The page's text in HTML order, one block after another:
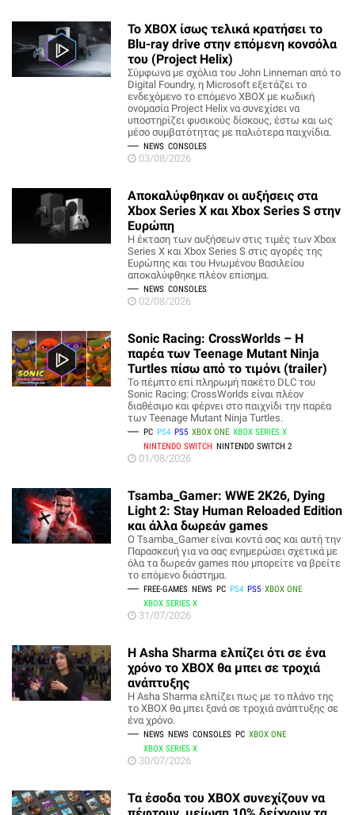
Το XBOX ίσως τελικά κρατήσει το
Blu-ray drive στην επόμενη κονσόλα
του (Project Helix)
Σύμφωνα με σχόλια του John Linneman από το
Digital Foundry, η Microsoft εξετάζει το
ενδεχόμενο το επόμενο ΧΒΟΧ με κωδική
ονομασία Project Helix να συνεχίσει να
υποστηρίζει φυσικούς δίσκους, έστω και ως
μέσο συμβατότητας με παλιότερα παιχνίδια.
NEWS CONSOLES
03/08/2026
Αποκαλύφθηκαν οι αυξήσεις στα
Xbox Series X και Xbox Series S στην
Ευρώπη
Η έκταση των αυξήσεων στις τιμές των Xbox
Series X και Xbox Series S στις αγορές της
Ευρώπης και του Ηνωμένου Βασιλείου
αποκαλύφθηκε πλέον επίσημα.
NEWS CONSOLES
02/08/2026
Sonic Racing: CrossWorlds – Η
παρέα των Teenage Mutant Ninja
Turtles πίσω από το τιμόνι (trailer)
Το πέμπτο επί πληρωμή πακέτο DLC του
Sonic Racing: CrossWorlds είναι πλέον
διαθέσιμο και φέρνει στο παιχνίδι την παρέα
των Teenage Mutant Ninja Turtles.
PC PS4 PS5 XBOX ONE XBOX SERIES X
NINTENDO SWITCH NINTENDO SWITCH 2
01/08/2026
Tsamba_Gamer: WWE 2K26, Dying
Light 2: Stay Human Reloaded Edition
και άλλα δωρεάν games
O Tsamba_Gamer είναι κοντά σας και αυτή την
Παρασκευή για να σας ενημερώσει σχετικά με
όλα τα δωρεάν games που μπορείτε να βρείτε
το επόμενο διάστημα.
FREE-GAMES NEWS PC PS4 PS5 XBOX ONE
XBOX SERIES X
31/07/2026
Η Asha Sharma ελπίζει ότι σε ένα
χρόνο το XBOX θα μπει σε τροχιά
ανάπτυξης
Η Asha Sharma ελπίζει πως με το πλάνο της
το XBOX θα μπει ξανά σε τροχιά ανάπτυξης σε
ένα χρόνο.
NEWS NEWS CONSOLES PC XBOX ONE
XBOX SERIES X
30/07/2026
Τα έσοδα του XBOX συνεχίζουν να